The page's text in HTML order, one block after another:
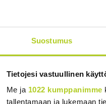
Suostumus
Tietojesi vastuullinen
Me ja 1022 kumppanimme
tallentamaan ja lukemaan
mukaan